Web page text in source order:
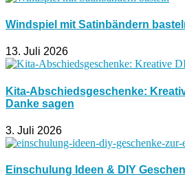
Windspiel mit Satinbändern
13. Juli 2026
Kita-Abschiedsgeschenke:
Danke sagen
3. Juli 2026
Einschulung Ideen & DIY